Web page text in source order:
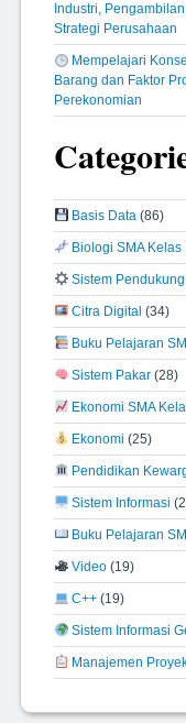
Industri,
Strategi Perusahaan
Mempelajari
Barang dan Faktor
Perekonomian
Basis Data (86)
Biologi SMA Kelas
Sistem
Citra Digital (34)
Buku Pelajaran
Sistem Pakar (28)
Ekonomi SMA
Ekonomi (25)
Pendidikan
Sistem Informasi
Buku Pelajaran
Video (19)
C++ (19)
Sistem Informasi
Manajemen